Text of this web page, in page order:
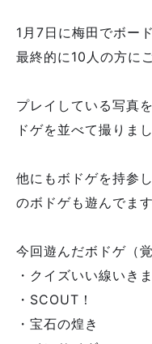
1月7日に梅田でボー
最終的に10人の方に
プレイしている写真
ドゲを並べて撮りまし
他にもボドゲを持参
のボドゲも遊んでます
今回遊んだボドゲ（
・クイズいい線いき
・SCOUT！
・宝石の煌き